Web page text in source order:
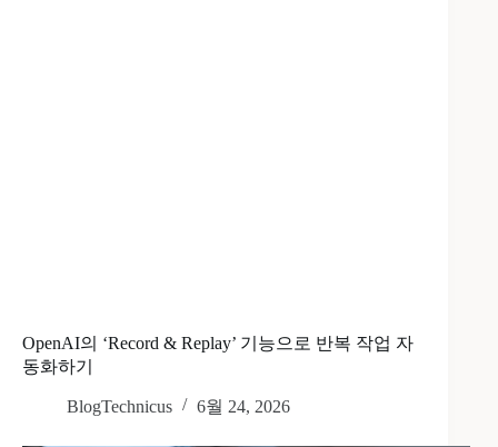
OpenAI의 ‘Record & Replay’ 기능으로 반복 작업 자
동화하기
BlogTechnicus 6월 24, 2026